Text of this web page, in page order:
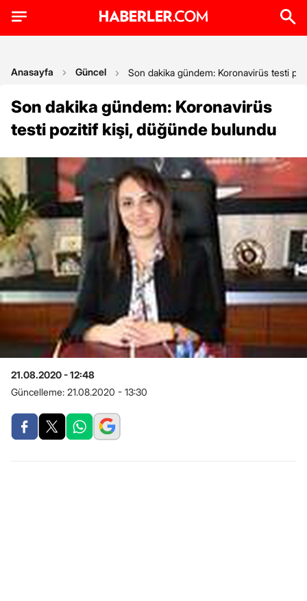
Anasayfa Güncel Son dakika gündem: Koronavirüs testi
Son dakika gündem: Koronavirüs
testi pozitif kişi, düğünde bulundu
21.08.2020 - 12:48
Güncelleme: 21.08.2020 - 13:30